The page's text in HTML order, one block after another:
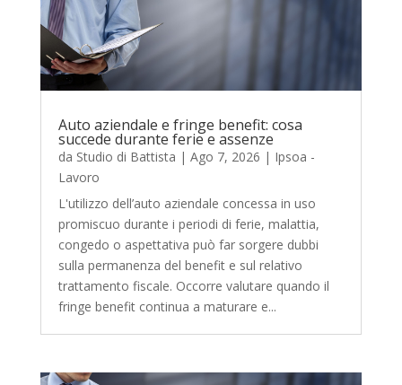
Auto aziendale e fringe benefit: cosa
succede durante ferie e assenze
da Studio di Battista | Ago 7, 2026 | Ipsoa -
Lavoro
L'utilizzo dell’auto aziendale concessa in uso
promiscuo durante i periodi di ferie, malattia,
congedo o aspettativa può far sorgere dubbi
sulla permanenza del benefit e sul relativo
trattamento fiscale. Occorre valutare quando il
fringe benefit continua a maturare e...